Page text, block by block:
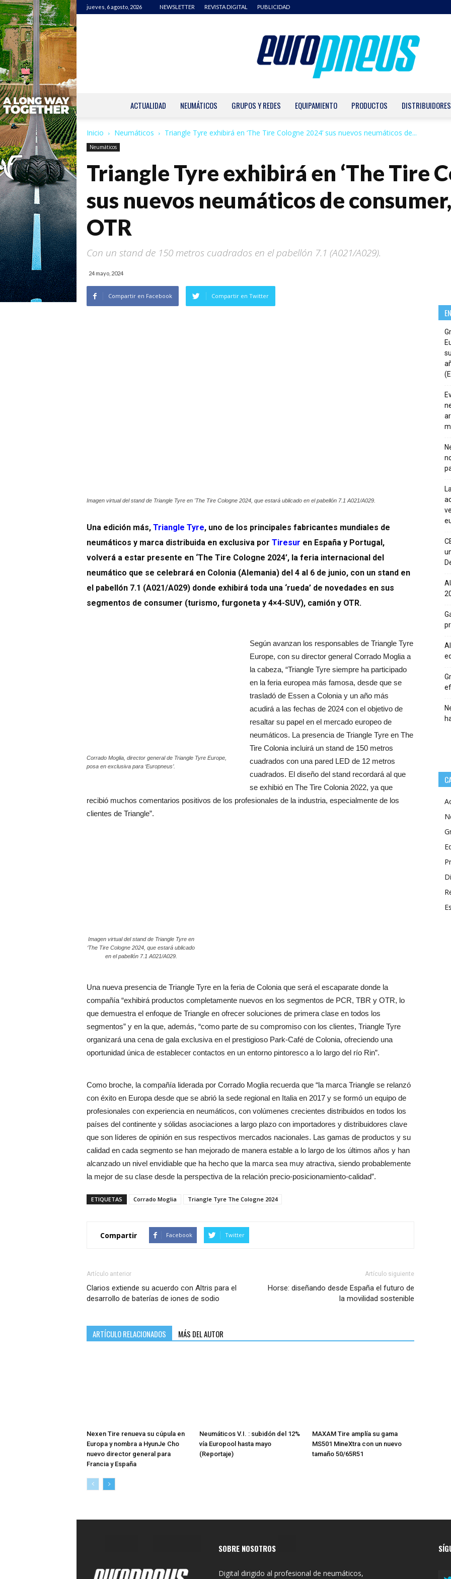
jueves, 6 agosto, 2026 NEWSLETTER REVISTA DIGITAL PUBLICIDAD
ACTUALIDAD NEUMÁTICOS GRUPOS Y REDES EQUIPAMIENTO PRODUCTOS DISTRIBUIDORES
Inicio Neumáticos Triangle Tyre exhibirá en ‘The Tire Cologne 2024’ sus nuevos neumáticos de...
Neumáticos
Triangle Tyre exhibirá en ‘The Tire
sus nuevos neumáticos de
OTR
Con un stand de 150 metros cuadrados en el pabellón 7.1 (A021/A029).
24 mayo, 2024
Compartir en Facebook Compartir en Twitter
Imagen virtual del stand de Triangle Tyre en 'The Tire Cologne 2024, que estará ublicado en el pabellón 7.1 A021/A029.
Una edición más, Triangle Tyre, uno de los principales fabricantes mundiales de
neumáticos y marca distribuida en exclusiva por Tiresur en España y Portugal,
volverá a estar presente en ‘The Tire Cologne 2024’, la feria internacional del
neumático que se celebrará en Colonia (Alemania) del 4 al 6 de junio, con un stand en
el pabellón 7.1 (A021/A029) donde exhibirá toda una ‘rueda’ de novedades en sus
segmentos de consumer (turismo, furgoneta y 4×4-SUV), camión y OTR.
Corrado Moglia, director general de Triangle Tyre Europe,
posa en exclusiva para ‘Europneus’.
Según avanzan los responsables de Triangle Tyre
Europe, con su director general Corrado Moglia a
la cabeza, “Triangle Tyre siempre ha participado
en la feria europea más famosa, desde que se
trasladó de Essen a Colonia y un año más
acudirá a las fechas de 2024 con el objetivo de
resaltar su papel en el mercado europeo de
neumáticos. La presencia de Triangle Tyre en The
Tire Colonia incluirá un stand de 150 metros
cuadrados con una pared LED de 12 metros
cuadrados. El diseño del stand recordará al que
se exhibió en The Tire Colonia 2022, ya que
recibió muchos comentarios positivos de los profesionales de la industria, especialmente de los
clientes de Triangle”.
Imagen virtual del stand de Triangle Tyre en
‘The Tire Cologne 2024, que estará ublicado
en el pabellón 7.1 A021/A029.
Una nueva presencia de Triangle Tyre en la feria de Colonia que será el escaparate donde la
compañía “exhibirá productos completamente nuevos en los segmentos de PCR, TBR y OTR, lo
que demuestra el enfoque de Triangle en ofrecer soluciones de primera clase en todos los
segmentos” y en la que, además, “como parte de su compromiso con los clientes, Triangle Tyre
organizará una cena de gala exclusiva en el prestigioso Park-Café de Colonia, ofreciendo una
oportunidad única de establecer contactos en un entorno pintoresco a lo largo del río Rin”.
Como broche, la compañía liderada por Corrado Moglia recuerda que “la marca Triangle se relanzó
con éxito en Europa desde que se abrió la sede regional en Italia en 2017 y se formó un equipo de
profesionales con experiencia en neumáticos, con volúmenes crecientes distribuidos en todos los
países del continente y sólidas asociaciones a largo plazo con importadores y distribuidores clave
que son líderes de opinión en sus respectivos mercados nacionales. Las gamas de productos y su
calidad en cada segmento se han mejorado de manera estable a lo largo de los últimos años y han
alcanzado un nivel envidiable que ha hecho que la marca sea muy atractiva, siendo probablemente
la mejor de su clase desde la perspectiva de la relación precio-posicionamiento-calidad”.
ETIQUETAS Corrado Moglia Triangle Tyre The Cologne 2024
Compartir Facebook Twitter
Artículo anterior
Clarios extiende su acuerdo con Altris para el
desarrollo de baterías de iones de sodio
Artículo siguiente
Horse: diseñando desde España el futuro de
la movilidad sostenible
ARTÍCULO RELACIONADOS MÁS DEL AUTOR
Nexen Tire renueva su cúpula en
Europa y nombra a HyunJe Cho
nuevo director general para
Francia y España
Neumáticos V.I. : subidón del 12%
vía Europool hasta mayo
(Reportaje)
MAXAM Tire amplía su gama
MS501 MineXtra con un nuevo
tamaño 50/65R51
SOBRE NOSOTROS
Digital dirigido al profesional de neumáticos,